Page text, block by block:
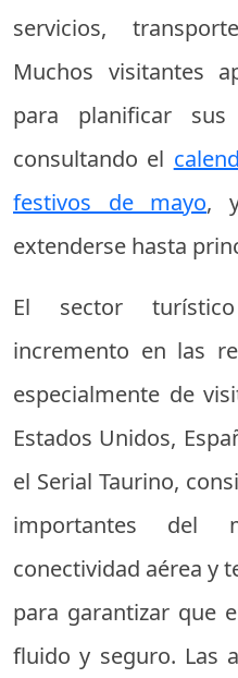
servicios,
Muchos visitantes
para planificar sus
consultando el
festivos de mayo,
extenderse hasta
El sector
incremento en las
especialmente de
Estados Unidos,
el Serial Taurino,
importantes del
conectividad aérea y
para garantizar que
fluido y seguro. Las